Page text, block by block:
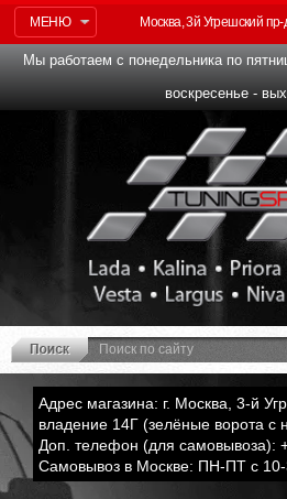
МЕНЮ Москва, 3й Угрешский
Мы работаем с понедельника по
воскресенье -
Адрес магазина: г. Москва, 3-й
владение 14Г (зелёные ворота с
Доп. телефон (для самовывоза):
Самовывоз в Москве: ПН-ПТ с 10-